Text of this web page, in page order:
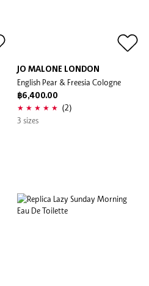
JO MALONE LONDON
English Pear & Freesia Cologne
฿6,400.00
(2)
3 sizes